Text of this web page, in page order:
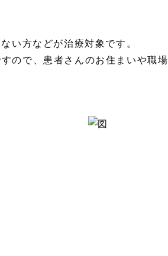
い方などが治療対象です。
ので、患者さんのお住まいや職場